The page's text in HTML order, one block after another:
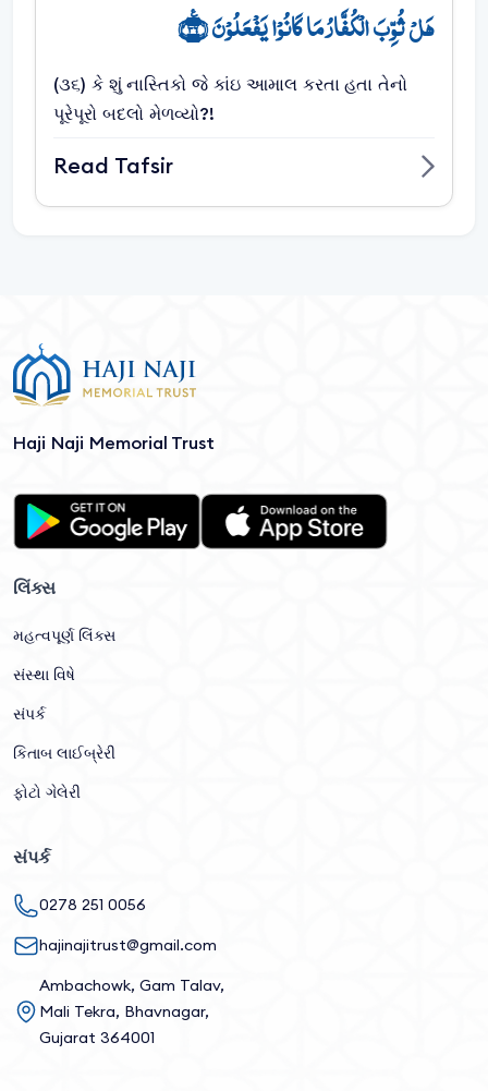
ہَلۡ ثُوِّبَ الۡکُفَّارُ مَا کَانُوۡا یَفۡعَلُوۡنَ ﴿٪۳۶﴾
(૩૬) કે શું નાસ્તિકો જે કાંઇ આમાલ કરતા હતા તેનો
પૂરેપૂરો બદલો મેળવ્યો?!
Read Tafsir
Haji Naji Memorial Trust
લિંક્સ
મહત્વપૂર્ણ લિંક્સ
સંસ્થા વિષે
સંપર્ક
કિતાબ લાઈબ્રેરી
ફોટો ગેલેરી
સંપર્ક
0278 251 0056
hajinajitrust@gmail.com
Ambachowk, Gam Talav,
Mali Tekra, Bhavnagar,
Gujarat 364001